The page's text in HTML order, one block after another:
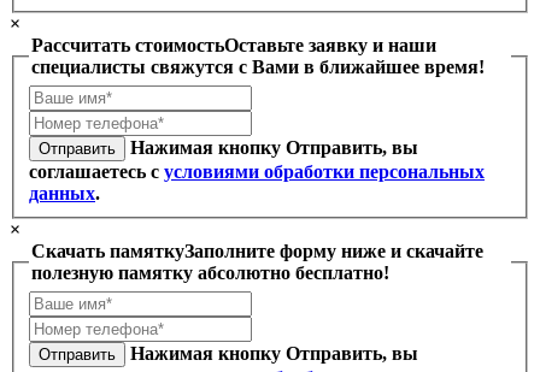
×
Рассчитать стоимостьОставьте заявку и наши
специалисты свяжутся с Вами в ближайшее время!
Отправить
Нажимая кнопку Отправить, вы
соглашаетесь с условиями обработки персональных
данных.
×
Скачать памяткуЗаполните форму ниже и скачайте
полезную памятку абсолютно бесплатно!
Отправить
Нажимая кнопку Отправить, вы